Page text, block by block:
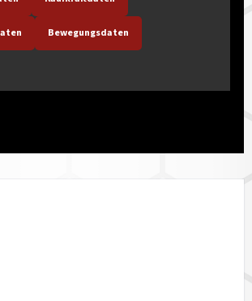
Bewegungsdaten